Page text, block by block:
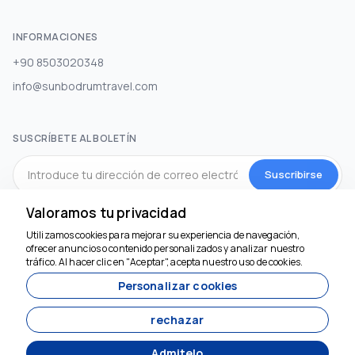
INFORMACIONES
+90 8503020348
info@sunbodrumtravel.com
SUSCRÍBETE AL BOLETÍN
Suscribirse
MEDIOS DE COMUNICACIÓN SOCIAL
Valoramos tu privacidad
Utilizamos cookies para mejorar su experiencia de navegación,
ofrecer anuncios o contenido personalizados y analizar nuestro
tráfico. Al hacer clic en "Aceptar", acepta nuestro uso de cookies.
Personalizar cookies
rechazar
Estamos aquí para
ayudar